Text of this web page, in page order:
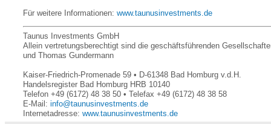
Für weitere Informationen: www.taunusinvestments.de
Taunus Investments GmbH
Allein vertretungsberechtigt sind die geschäftsführenden
und Thomas Gundermann
Kaiser-Friedrich-Promenade 59 • D-61348 Bad Homburg v.d.H.
Handelsregister Bad Homburg HRB 10140
Telefon +49 (6172) 48 38 50 • Telefax +49 (6172) 48 38 58
E-Mail: info@taunusinvestments.de
Internetadresse: www.taunusinvestments.de